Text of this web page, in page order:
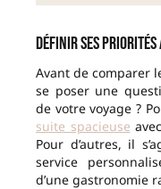
Définir ses priorités
Avant de comparer
se poser une
de votre voyage ?
suite spacieuse
Pour d’autres, il
service
d’une gastronomie